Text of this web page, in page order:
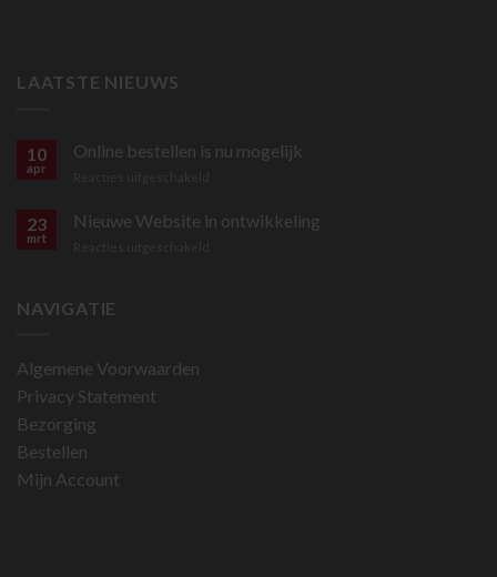
LAATSTE NIEUWS
10
apr
Online bestellen is nu mogelijk
bestellen
is
23
mrt
Nieuwe Website in ontwikkeling
NAVIGATIE
Algemene Voorwaarden
Privacy Statement
Bezorging
Bestellen
Mijn Account